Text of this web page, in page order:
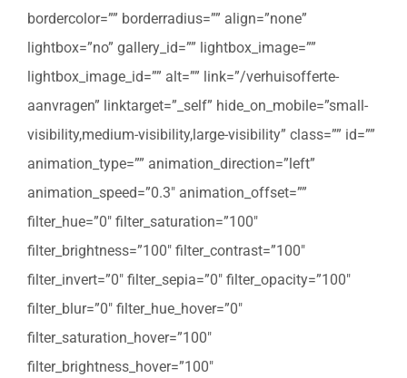
bordercolor=”” borderradius=”” align=”none”
lightbox=”no” gallery_id=”” lightbox_image=””
lightbox_image_id=”” alt=”” link=”/verhuisofferte-
aanvragen” linktarget=”_self” hide_on_mobile=”small-
visibility,medium-visibility,large-visibility” class=”” id=””
animation_type=”” animation_direction=”left”
animation_speed=”0.3″ animation_offset=””
filter_hue=”0″ filter_saturation=”100″
filter_brightness=”100″ filter_contrast=”100″
filter_invert=”0″ filter_sepia=”0″ filter_opacity=”100″
filter_blur=”0″ filter_hue_hover=”0″
filter_saturation_hover=”100″
filter_brightness_hover=”100″